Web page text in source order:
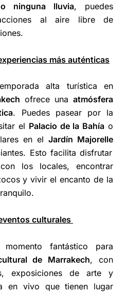
ninguna lluvia, puedes
al aire libre de
más auténticas
alta turística en
ofrece unaatmósfera
. Puedes pasear por la
el Palacio de la Bahía o
en el Jardín Majorelle
Esto facilita disfrutar
los locales, encontrar
y vivir el encanto de la
culturales
fantástico para
de Marrakech, con
exposiciones de arte y
en vivo que tienen lugar